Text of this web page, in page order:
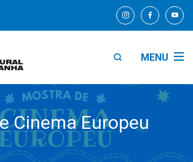
MENU
Cinema Europeu